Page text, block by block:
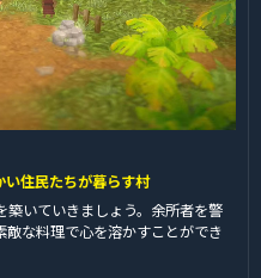
い住民たちが暮らす村
いていきましょう。余所者を警
な料理で心を溶かすことができ